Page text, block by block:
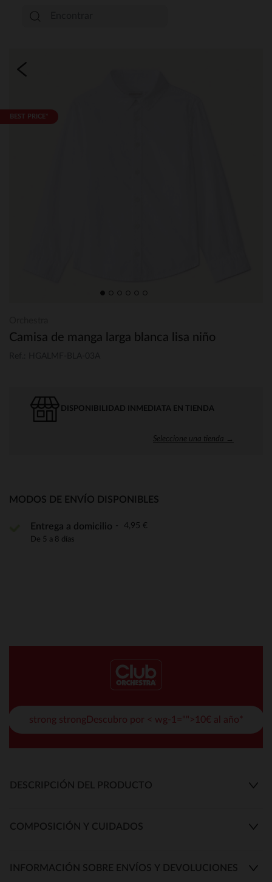
BEST PRICE*
Camisa de manga larga blanca lisa niño
DISPONIBILIDAD INMEDIATA EN TIENDA
Seleccione una tienda →
MODOS DE ENVÍO DISPONIBLES
Entrega a domicilio 4,95 €
De 5 a 8 días
strong strongDescubro por < wg-1="">10€ al año*
DESCRIPCIÓN DEL PRODUCTO
COMPOSICIÓN Y CUIDADOS
INFORMACIÓN SOBRE ENVÍOS Y DEVOLUCIONES